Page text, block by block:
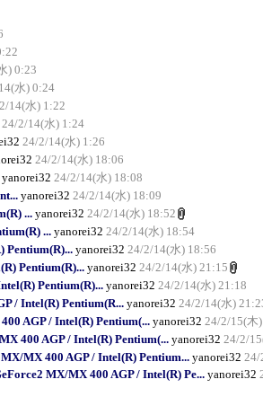
) 0:23
水) 0:24
14(水) 1:22
24/2/14(水) 1:24
24/2/14(水) 1:26
24/2/14(水) 18:06
yanorei32 24/2/14(水) 18:08
yanorei32 24/2/14(水) 18:09
... yanorei32 24/2/14(水) 18:52
... yanorei32 24/2/14(水) 18:54
Pentium(R)... yanorei32 24/2/14(水) 18:56
Pentium(R)... yanorei32 24/2/14(水) 21:15
Pentium(R)... yanorei32 24/2/14(水) 21:18
/ Intel(R) Pentium(R...yanorei32 24/2/14(水)
AGP / Intel(R) Pentium(... yanorei32 24/2/15(木
400 AGP / Intel(R) Pentium(...yanorei32 24/2/
MX 400 AGP / Intel(R) Pentium...yanorei32 24/
MX/MX 400 AGP / Intel(R) Pe...yanorei32